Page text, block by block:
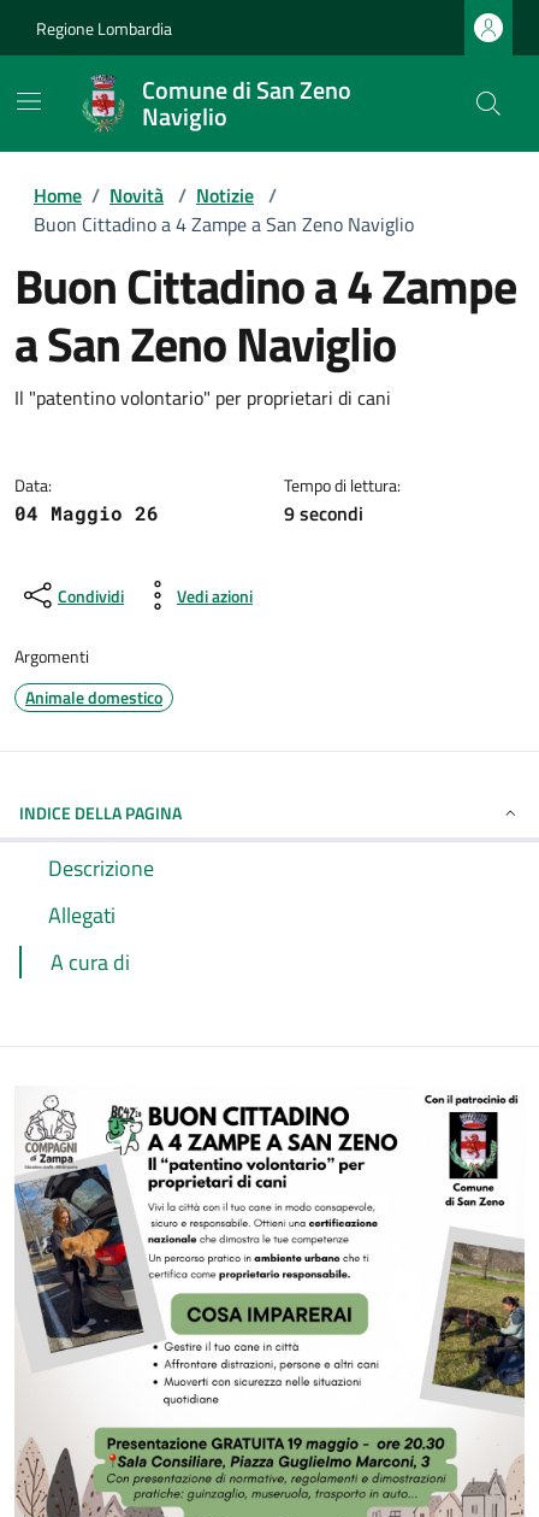
Regione Lombardia
Comune di San Zeno
Naviglio
Home / Novità / Notizie /
Buon Cittadino a 4 Zampe a San Zeno Naviglio
Buon Cittadino a 4 Zampe
a San Zeno Naviglio
Dettagli della notizia
Il "patentino volontario" per proprietari di cani
Data:
04 Maggio 26
Tempo di lettura:
9 secondi
Condividi Vedi azioni
Argomenti
Animale domestico
INDICE DELLA PAGINA
Descrizione
Allegati
A cura di